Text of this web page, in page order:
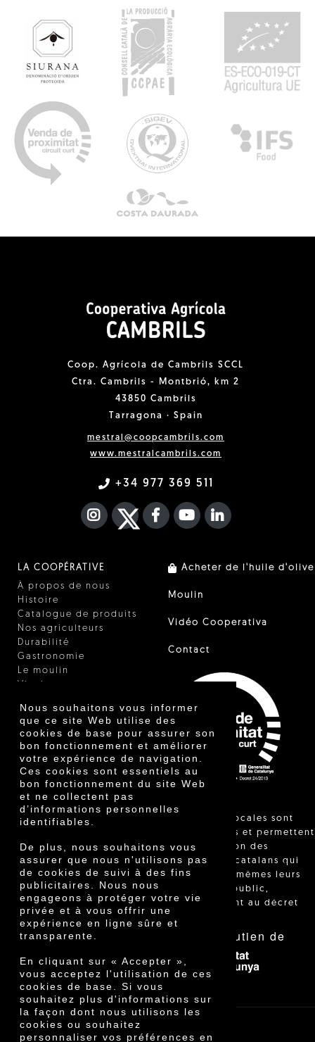
Nous souhaitons vous informer
que ce site Web utilise des
cookies de base pour assurer son
bon fonctionnement et améliorer
votre expérience de navigation.
Ces cookies sont essentiels au
bon fonctionnement du site Web
et ne collectent pas
d’informations personnelles
identifiables.
De plus, nous souhaitons vous
assurer que nous n'utilisons pas
de cookies de suivi à des fins
publicitaires. Nous nous
engageons à protéger votre vie
privée et à vous offrir une
expérience en ligne sûre et
transparente.
En cliquant sur « Accepter »,
vous acceptez l'utilisation de ces
cookies de base. Si vous
souhaitez plus d'informations sur
la façon dont nous utilisons les
cookies ou souhaitez
personnaliser vos préférences en
Coop. Agrícola de Cambrils SCCL
Ctra. Cambrils - Montbrió, km 2
43850 Cambrils
Tarragona · Spain
mestral@coopcambrils.com
www.mestralcambrils.com
+34 977 369 511
INSTAGRAM
TWITTER
FACEBOOK F
YOUTUBEFA LINKEDIN
LA COOPÉRATIVE
À propos de nous
Histoire
Catalogue de produits
Nos agriculteurs
Durabilité
Gastronomie
Le moulin
Certificats
Prix
Innovation
Acheter de l'huile d'olive
Moulin
Vidéo Cooperativa
Contact
"Les ventes locales sont
réglementées et permettent
l'identification des
agriculteurs catalans qui
vendent eux-mêmes leurs
produits au public,
conformément au décret
24/2013."
Avec le soutien de